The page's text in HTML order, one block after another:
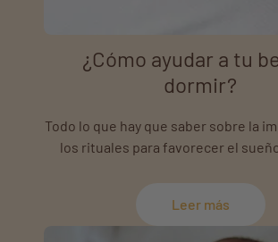
¿Cómo ayudar a tu
dormir?
Todo lo que hay que saber sobre la
los rituales para favorecer el
Leer más